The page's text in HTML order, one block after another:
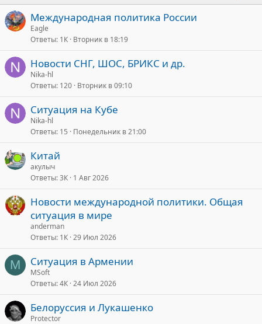
Международная политика России
Eagle
Ответы 1К Вторник в 18:19
Новости СНГ, ШОС, БРИКС и др.
Nika-hl
Ответы 120 Вторник в 09:10
Ситуация на Кубе
Nika-hl
Ответы 15 Понедельник в 21:00
Китай
акулыч
Ответы 3К 1 Авг 2026
Новости международной политики. Общая
ситуация в мире
anderman
Ответы 1К 29 Июл 2026
M Ситуация в Армении
MSoft
Ответы 4К 24 Июл 2026
Белоруссия и Лукашенко
Protector